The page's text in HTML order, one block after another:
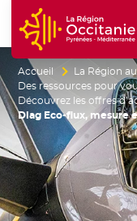
Accueil
Accueil
La Région
Des ressources pour
Découvrez les offres
Diag Eco-flux, mesure